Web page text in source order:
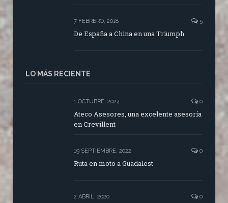
7 FEBRERO, 2018 5
De España a China en una Triumph
LO MÁS RECIENTE
1 OCTUBRE, 2024 0
Ateco Asesores, una excelente asesoría
en Crevillent
19 SEPTIEMBRE, 2022 0
Ruta en moto a Guadalest
2 ABRIL, 2020 0